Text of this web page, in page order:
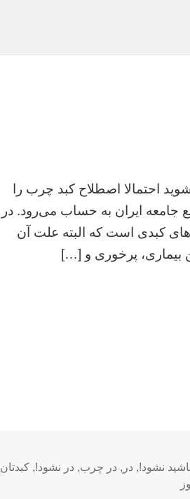
احتمالا اصطلاح کبد چرب را
جامعه ایران به حساب می‌رود. در
کبدی است که البته علت آن
بیماری، پرخوری و […]
نشود!, در , در چرب, در نشود!,کبدتان